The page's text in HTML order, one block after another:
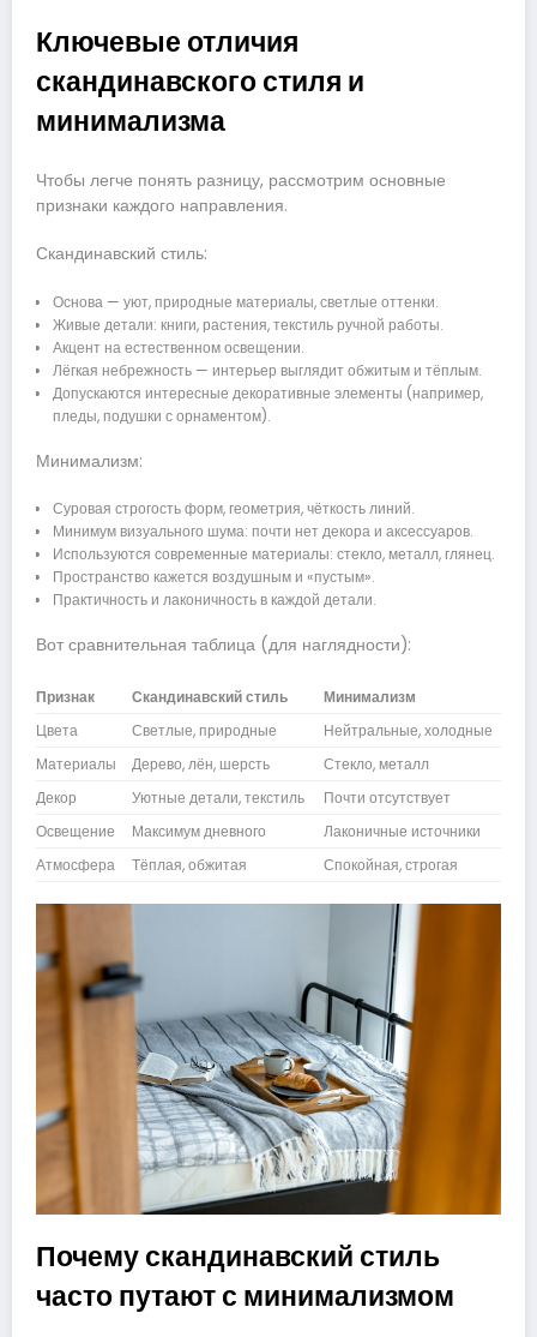
Ключевые отличия
скандинавского стиля и
минимализма
Чтобы легче понять разницу, рассмотрим основные
признаки каждого направления.
Скандинавский стиль:
Основа — уют, природные материалы, светлые оттенки.
Живые детали: книги, растения, текстиль ручной работы.
Акцент на естественном освещении.
Лёгкая небрежность — интерьер выглядит обжитым и тёплым.
Допускаются интересные декоративные элементы (например,
пледы, подушки с орнаментом).
Минимализм:
Суровая строгость форм, геометрия, чёткость линий.
Минимум визуального шума: почти нет декора и аксессуаров.
Используются современные материалы: стекло, металл, глянец.
Пространство кажется воздушным и «пустым».
Практичность и лаконичность в каждой детали.
Вот сравнительная таблица (для наглядности):
Признак Скандинавский стиль
Минимализм
Цвета
Светлые, природные
Нейтральные, холодные
Материалы
Дерево, лён, шерсть
Стекло, металл
Декор
Уютные детали, текстиль
Почти отсутствует
Освещение
Максимум дневного
Лаконичные источники
Атмосфера
Тёплая, обжитая Спокойная, строгая
Почему скандинавский стиль
часто путают с минимализмом